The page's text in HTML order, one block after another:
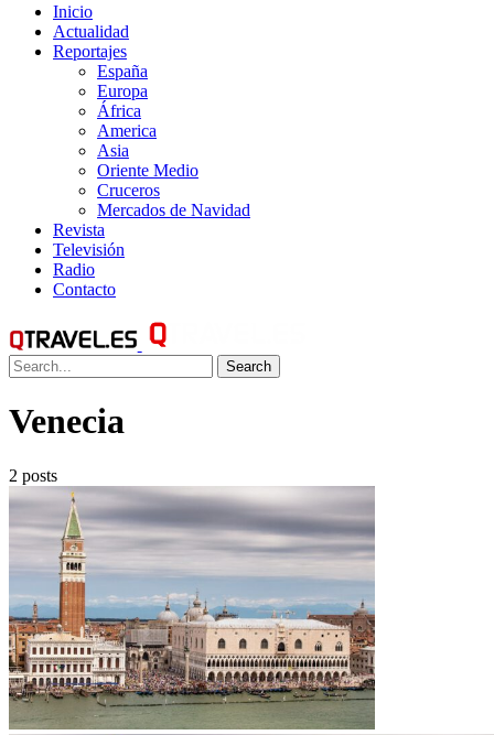
Inicio
Actualidad
Reportajes
España
Europa
África
America
Asia
Oriente Medio
Cruceros
Mercados de Navidad
Revista
Televisión
Radio
Contacto
Search
Venecia
2 posts